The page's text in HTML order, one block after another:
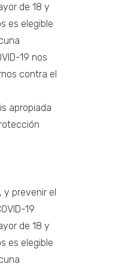
de 18 y
es elegible
19 nos
contra el
apropiada
y prevenir el
19
de 18 y
es elegible